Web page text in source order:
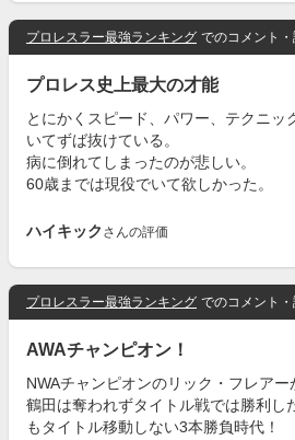
プロレスラー最強ランキング でのコメント・
プロレス史上最大の才能
とにかくスピード、パワー、テクニッ
いてずば抜けている。
病に倒れてしまったのが悲しい。
60歳までは現役でいて欲しかった。
ハイキック さんの評価
プロレスラー最強ランキング でのコメント・
AWAチャンピオン！
NWAチャンピオンのリック・フレアー
鶴田は奪われずタイトル戦では勝利し
もタイトル移動しない3本勝負時代！